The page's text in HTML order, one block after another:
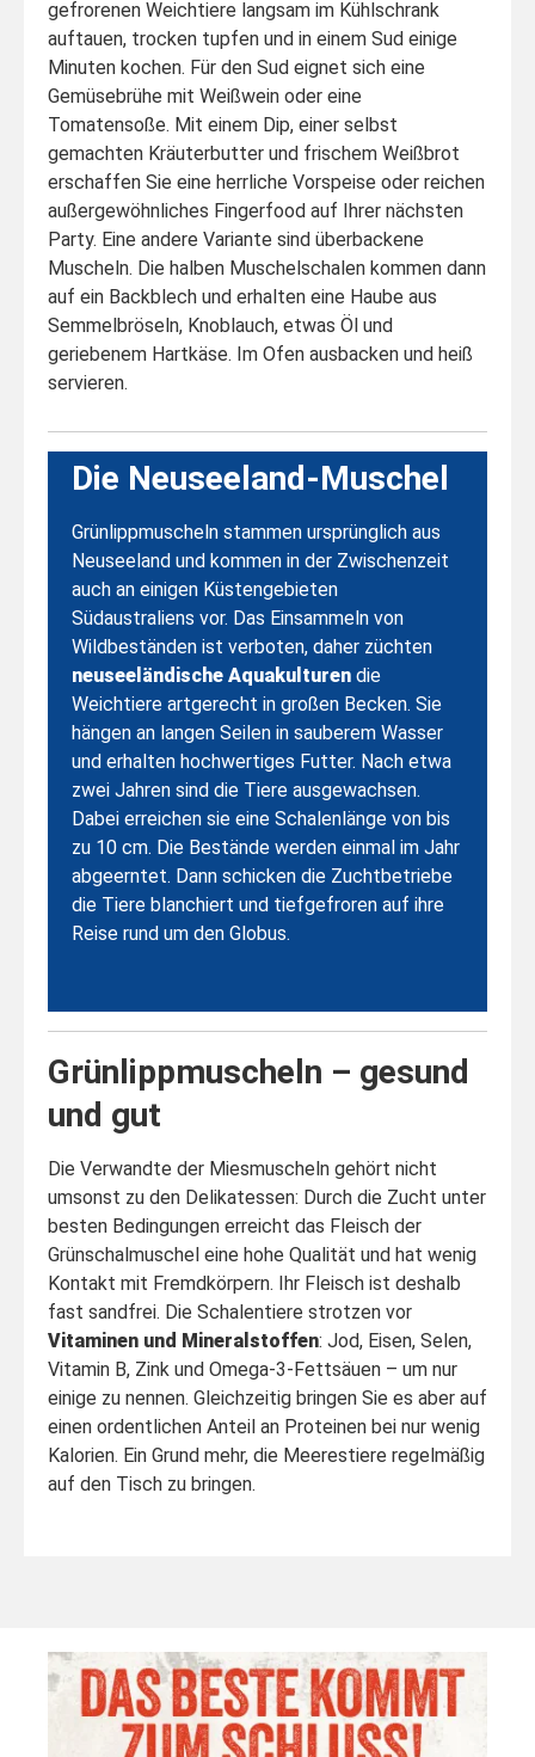
gefrorenen Weichtiere langsam im Kühlschrank
auftauen, trocken tupfen und in einem Sud einige
Minuten kochen. Für den Sud eignet sich eine
Gemüsebrühe mit Weißwein oder eine
Tomatensoße. Mit einem Dip, einer selbst
gemachten Kräuterbutter und frischem Weißbrot
erschaffen Sie eine herrliche Vorspeise oder reichen
außergewöhnliches Fingerfood auf Ihrer nächsten
Party. Eine andere Variante sind überbackene
Muscheln. Die halben Muschelschalen kommen dann
auf ein Backblech und erhalten eine Haube aus
Semmelbröseln, Knoblauch, etwas Öl und
geriebenem Hartkäse. Im Ofen ausbacken und heiß
servieren.
Die Neuseeland-Muschel
Grünlippmuscheln stammen ursprünglich aus
Neuseeland und kommen in der Zwischenzeit
auch an einigen Küstengebieten
Südaustraliens vor. Das Einsammeln von
Wildbeständen ist verboten, daher züchten
neuseeländische Aquakulturen die
Weichtiere artgerecht in großen Becken. Sie
hängen an langen Seilen in sauberem Wasser
und erhalten hochwertiges Futter. Nach etwa
zwei Jahren sind die Tiere ausgewachsen.
Dabei erreichen sie eine Schalenlänge von bis
zu 10 cm. Die Bestände werden einmal im Jahr
abgeerntet. Dann schicken die Zuchtbetriebe
die Tiere blanchiert und tiefgefroren auf ihre
Reise rund um den Globus.
Grünlippmuscheln – gesund
und gut
Die Verwandte der Miesmuscheln gehört nicht
umsonst zu den Delikatessen: Durch die Zucht unter
besten Bedingungen erreicht das Fleisch der
Grünschalmuschel eine hohe Qualität und hat wenig
Kontakt mit Fremdkörpern. Ihr Fleisch ist deshalb
fast sandfrei. Die Schalentiere strotzen vor
Vitaminen und Mineralstoffen: Jod, Eisen, Selen,
Vitamin B, Zink und Omega-3-Fettsäuen – um nur
einige zu nennen. Gleichzeitig bringen Sie es aber auf
einen ordentlichen Anteil an Proteinen bei nur wenig
Kalorien. Ein Grund mehr, die Meerestiere regelmäßig
auf den Tisch zu bringen.